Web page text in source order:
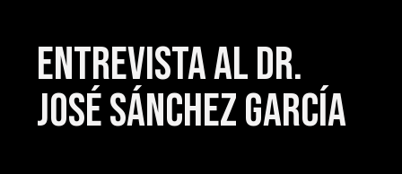
Entrevista al Dr.
José Sánchez García